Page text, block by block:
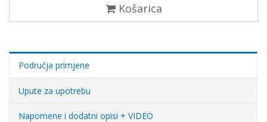
Košarica
Područja primjene
Upute za upotrebu
Napomene i dodatni opisi + VIDEO